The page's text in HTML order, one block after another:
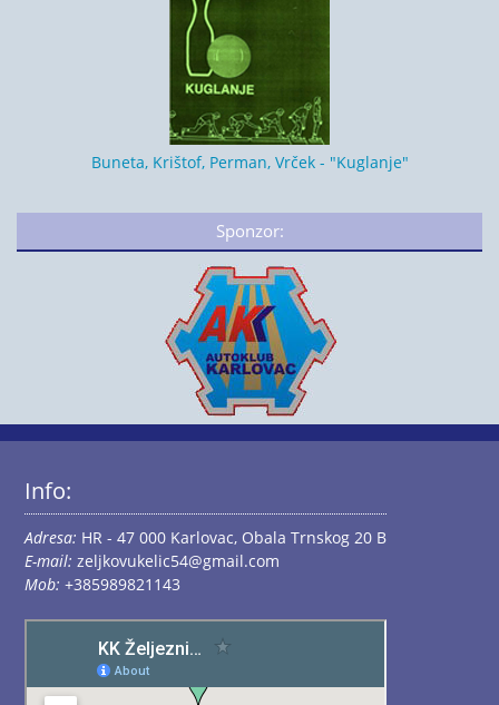
Buneta, Krištof, Perman, Vrček - "Kuglanje"
Sponzor:
Info:
Adresa: HR - 47 000 Karlovac, Obala Trnskog 20 B
E-mail: zeljkovukelic54@gmail.com
Mob: +385989821143